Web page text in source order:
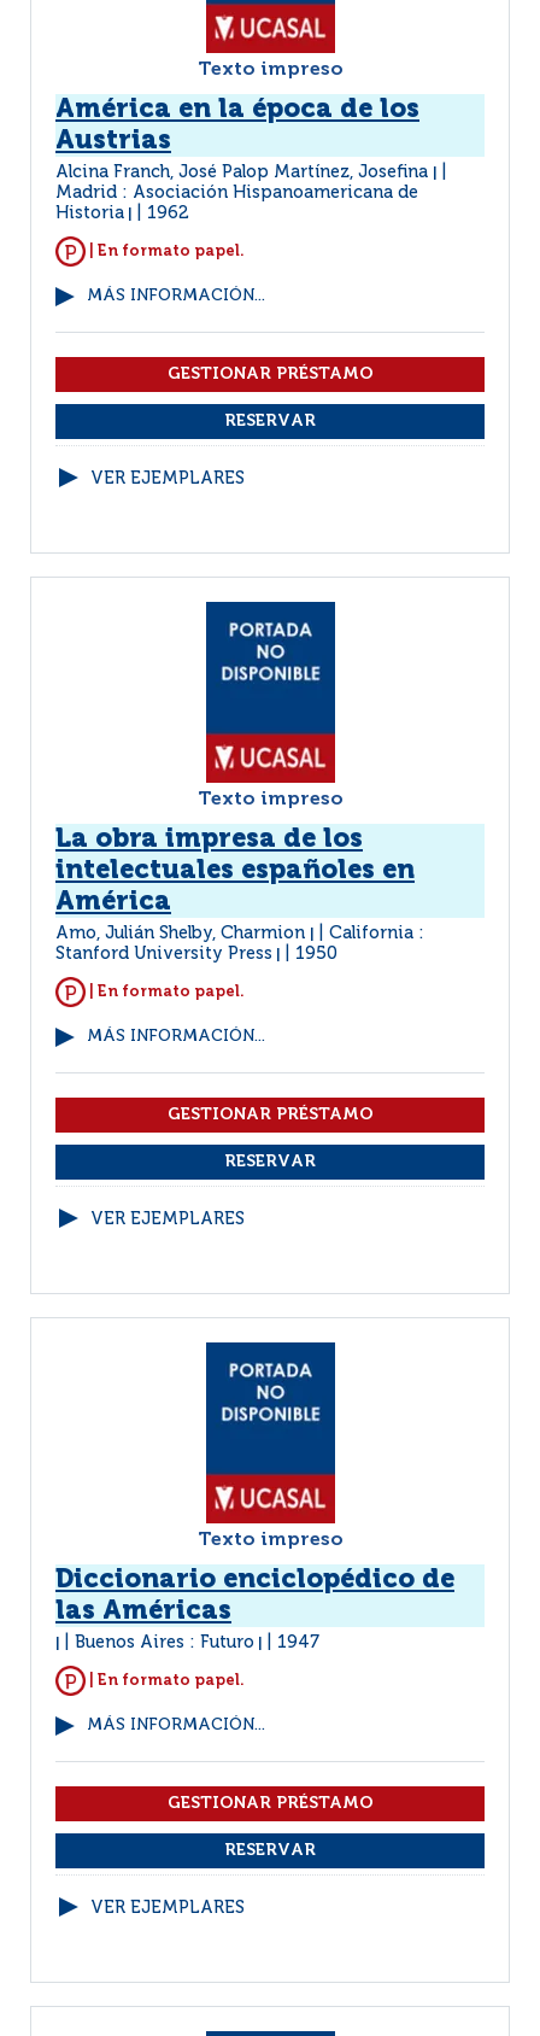
Texto impreso
América en la época de los
Austrias
Alcina Franch, José Palop Martínez, Josefina
Madrid : Asociación Hispanoamericana de
Historia
1962
| En formato papel.
MÁS INFORMACIÓN...
VER EJEMPLARES
Texto impreso
La obra impresa de los
intelectuales españoles en
América
Amo, Julián Shelby, Charmion
California :
Stanford University Press
1950
| En formato papel.
MÁS INFORMACIÓN...
VER EJEMPLARES
Texto impreso
Diccionario enciclopédico de
las Américas
Buenos Aires : Futuro 1947
| En formato papel.
MÁS INFORMACIÓN...
VER EJEMPLARES